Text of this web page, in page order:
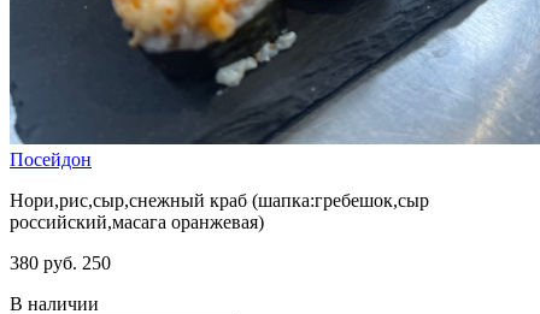
Посейдон
Нори,рис,сыр,снежный краб (шапка:гребешок,сыр
российский,масага оранжевая)
380 руб. 250
В наличии